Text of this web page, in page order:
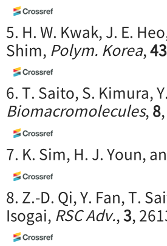
5. H. W. Kwak, J. E.
Shim, Polym. Korea,43
6. T. Saito, S. Kimura,
Biomacromolecules,8
7. K. Sim, H. J. Youn,
8. Z.-D. Qi, Y. Fan, T.
Isogai, RSC Adv.,3,